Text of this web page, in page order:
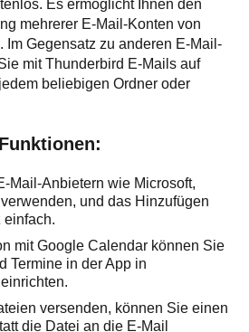
Es ermöglicht Ihnen den
mehrerer E-Mail-Konten von
Im Gegensatz zu anderen E-Mail-
mit Thunderbird E-Mails auf
beliebigen Ordner oder
Mail-Anbietern wie Microsoft,
und das Hinzufügen
einfach.
mit Google Calendar können Sie
Termine in der App in
versenden, können Sie einen
die Datei an die E-Mail